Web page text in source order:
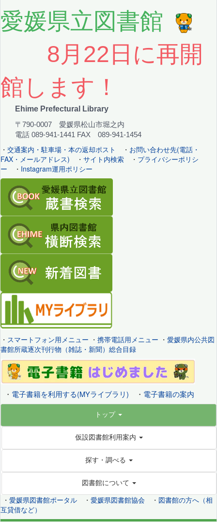
愛媛県立図書館
8月22日に再開
館します！
Ehime Prefectural Library
〒790-0007 愛媛県松山市堀之内
電話 089-941-1441 FAX 089-941-1454
・ 交通案内・駐車場・本の返却ポスト ・ お問い合わせ先(電話・
FAX・メールアドレス) ・ サイト内検索 ・ プライバシーポリシ
ー ・ Instagram運用ポリシー
・ スマートフォン用メニュー ・ 携帯電話用メニュー ・ 愛媛県内公共図
書館所蔵逐次刊行物（雑誌・新聞）総合目録
・ 電子書籍を利用する(MYライブラリ) ・ 電子書籍の案内
トップ
仮設図書館利用案内
探す・調べる
図書館について
・ 愛媛県図書館ポータル ・ 愛媛県図書館協会 ・ 図書館の方へ（相
互貸借など）